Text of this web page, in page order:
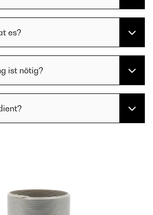
es?
ist nötig?